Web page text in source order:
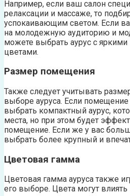
Например, если ваш салон
релаксации и массаже, то
успокаивающим светом. Если
на молодежную аудиторию и
можете выбрать аурус с
цветами.
Размер помещения
Также следует учитывать
выборе ауруса. Если
выбрать компактный аурус,
места, но при этом будет
помещение. Если же у вас
выбрать более крупный и
Цветовая гамма
Цветовая гамма ауруса также
его выборе. Цвета могут